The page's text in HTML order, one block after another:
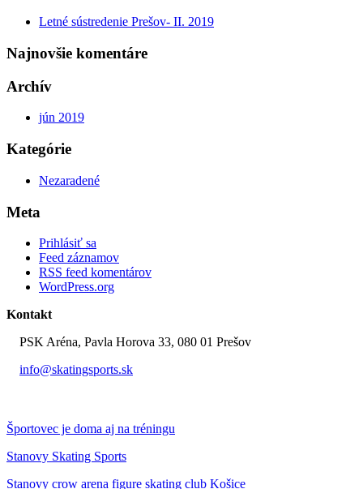
Letné sústredenie Prešov- II. 2019
Najnovšie komentáre
Archív
jún 2019
Kategórie
Nezaradené
Meta
Prihlásiť sa
Feed záznamov
RSS feed komentárov
WordPress.org
Kontakt
PSK Aréna, Pavla Horova 33, 080 01 Prešov
info@skatingsports.sk
Športovec je doma aj na tréningu
Stanovy Skating Sports
Stanovy crow arena figure skating club Košice